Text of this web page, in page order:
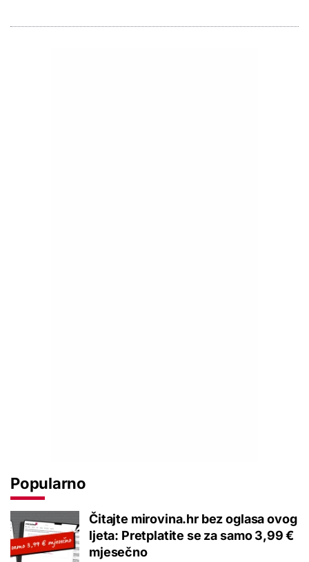
Popularno
Čitajte mirovina.hr bez oglasa ovog
ljeta: Pretplatite se za samo 3,99 €
mjesečno